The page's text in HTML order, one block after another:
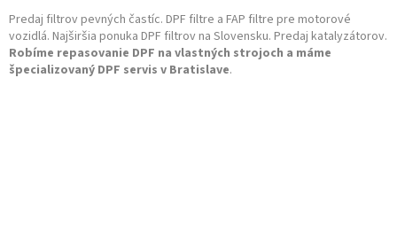
Predaj filtrov pevných častíc. DPF filtre a FAP filtre pre motorové
vozidlá. Najširšia ponuka DPF filtrov na Slovensku. Predaj katalyzátorov.
Robíme repasovanie DPF na vlastných strojoch a máme
špecializovaný DPF servis v Bratislave.